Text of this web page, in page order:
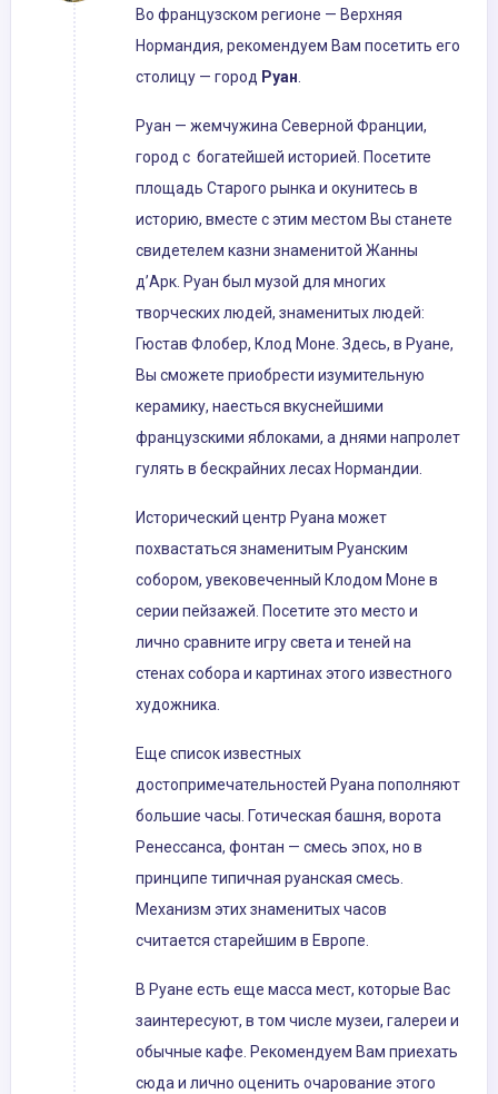
Во французском регионе — Верхняя
Нормандия, рекомендуем Вам посетить его
столицу — город Руан.
Руан — жемчужина Северной Франции,
город с богатейшей историей. Посетите
площадь Старого рынка и окунитесь в
историю, вместе с этим местом Вы станете
свидетелем казни знаменитой Жанны
д’Арк. Руан был музой для многих
творческих людей, знаменитых людей:
Гюстав Флобер, Клод Моне. Здесь, в Руане,
Вы сможете приобрести изумительную
керамику, наесться вкуснейшими
французскими яблоками, а днями напролет
гулять в бескрайних лесах Нормандии.
Исторический центр Руана может
похвастаться знаменитым Руанским
собором, увековеченный Клодом Моне в
серии пейзажей. Посетите это место и
лично сравните игру света и теней на
стенах собора и картинах этого известного
художника.
Еще список известных
достопримечательностей Руана пополняют
большие часы. Готическая башня, ворота
Ренессанса, фонтан — смесь эпох, но в
принципе типичная руанская смесь.
Механизм этих знаменитых часов
считается старейшим в Европе.
В Руане есть еще масса мест, которые Вас
заинтересуют, в том числе музеи, галереи и
обычные кафе. Рекомендуем Вам приехать
сюда и лично оценить очарование этого